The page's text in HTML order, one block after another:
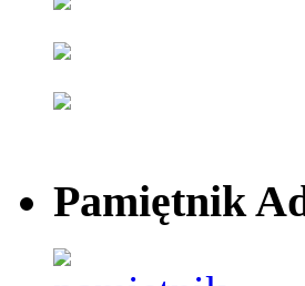
Pamiętnik